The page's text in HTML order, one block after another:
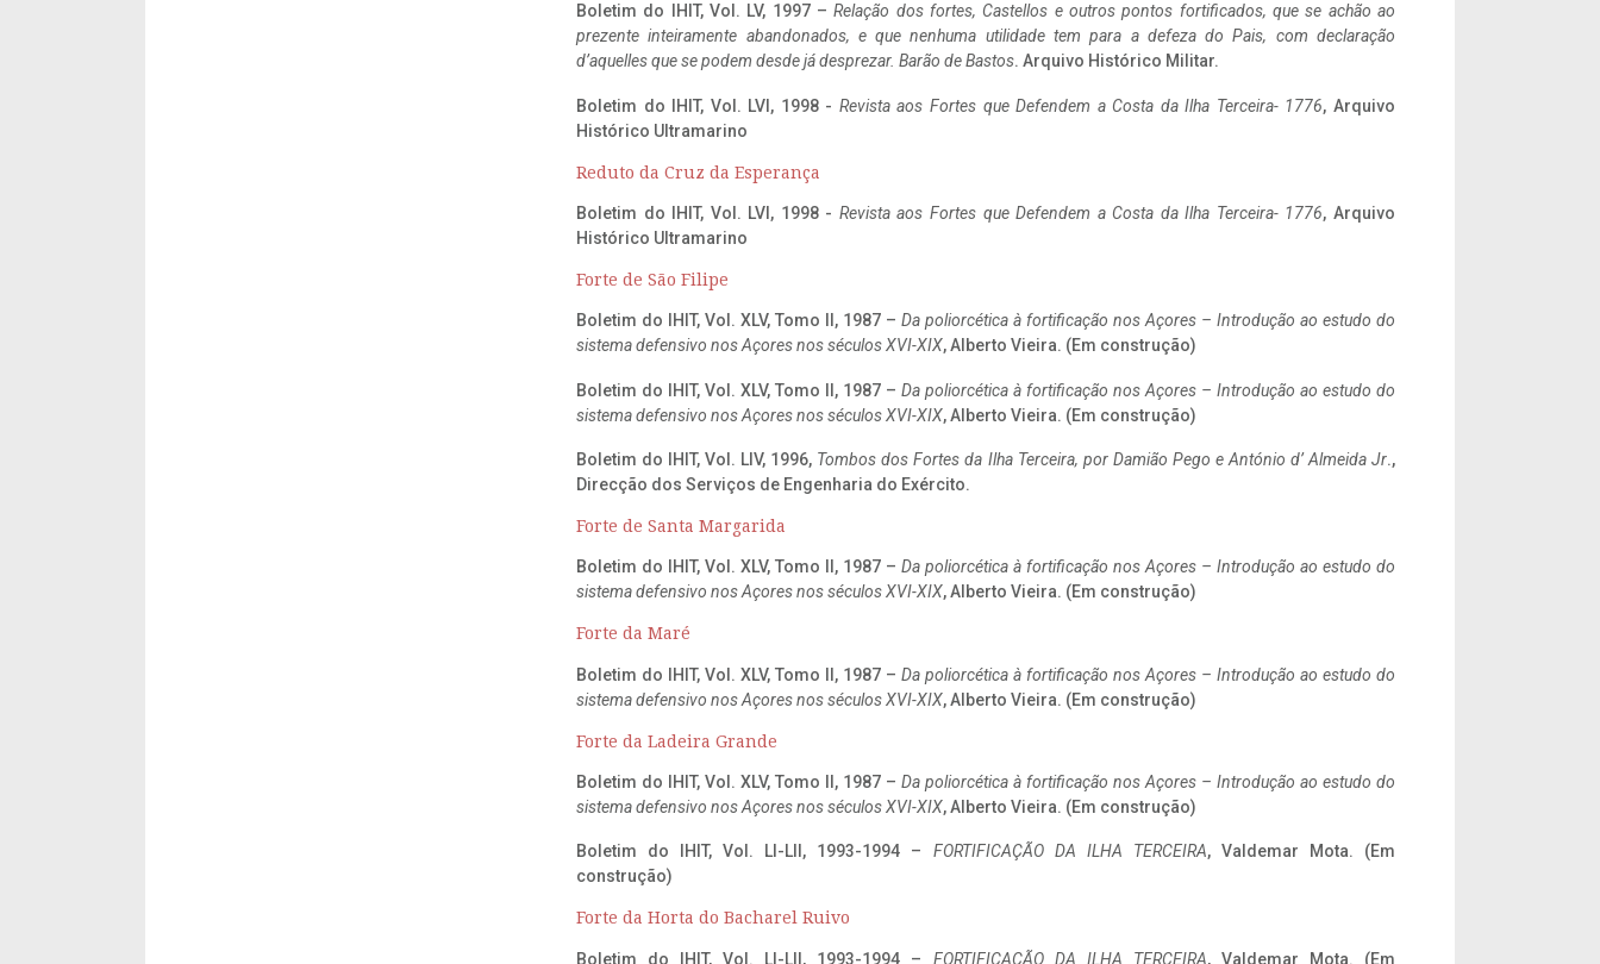
Boletim do IHIT, Vol. LV, 1997 –Relação dos fortes, Castellos e outros pontos fortificados, que se achão ao
prezente inteiramente abandonados, e que nenhuma utilidade tem para a defeza do Pais, com declaração
d’aquelles que se podem desde já desprezar. Barão de Bastos. Arquivo Histórico Militar.
Boletim do IHIT, Vol. LVI, 1998 - Revista aos Fortes que Defendem a Costa da Ilha Terceira- 1776, Arquivo
Histórico Ultramarino
Reduto da Cruz da Esperança
Boletim do IHIT, Vol. LVI, 1998 - Revista aos Fortes que Defendem a Costa da Ilha Terceira- 1776, Arquivo
Histórico Ultramarino
Forte de São Filipe
Boletim do IHIT, Vol. XLV, Tomo II, 1987 – Da poliorcética à fortificação nos Açores – Introdução ao estudo do
sistema defensivo nos Açores nos séculos XVI-XIX, Alberto Vieira. (Em construção)
Boletim do IHIT, Vol. XLV, Tomo II, 1987 – Da poliorcética à fortificação nos Açores – Introdução ao estudo do
sistema defensivo nos Açores nos séculos XVI-XIX, Alberto Vieira. (Em construção)
Boletim do IHIT, Vol. LIV, 1996, Tombos dos Fortes da Ilha Terceira, por Damião Pego e António d’ Almeida Jr.,
Direcção dos Serviços de Engenharia do Exército.
Forte de Santa Margarida
Boletim do IHIT, Vol. XLV, Tomo II, 1987 – Da poliorcética à fortificação nos Açores – Introdução ao estudo do
sistema defensivo nos Açores nos séculos XVI-XIX, Alberto Vieira. (Em construção)
Forte da Maré
Boletim do IHIT, Vol. XLV, Tomo II, 1987 – Da poliorcética à fortificação nos Açores – Introdução ao estudo do
sistema defensivo nos Açores nos séculos XVI-XIX, Alberto Vieira. (Em construção)
Forte da Ladeira Grande
Boletim do IHIT, Vol. XLV, Tomo II, 1987 – Da poliorcética à fortificação nos Açores – Introdução ao estudo do
sistema defensivo nos Açores nos séculos XVI-XIX, Alberto Vieira. (Em construção)
Boletim do IHIT, Vol. LI-LII, 1993-1994 – FORTIFICAÇÃO DA ILHA TERCEIRA, Valdemar Mota. (Em
construção)
Forte da Horta do Bacharel Ruivo
Boletim do IHIT, Vol. LI-LII, 1993-1994 – FORTIFICAÇÃO DA ILHA TERCEIRA, Valdemar Mota. (Em